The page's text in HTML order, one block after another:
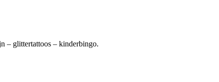
– glittertattoos – kinderbingo.